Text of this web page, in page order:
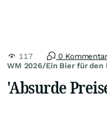
WM 2026/Ein Bier für den
117 0
'Absurde